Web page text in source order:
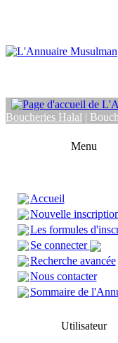
Boucheries Halal |
Menu
Accueil
Nouvelle
Les formules
Se connecter
Recherche avancée
Nous contacter
Sommaire de
Utilisateur